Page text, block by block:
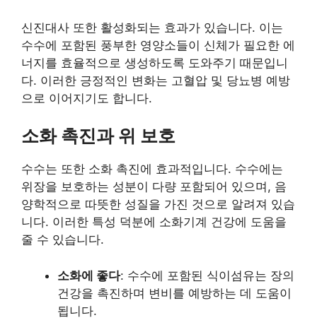
신진대사 또한 활성화되는 효과가 있습니다. 이는
수수에 포함된 풍부한 영양소들이 신체가 필요한 에
너지를 효율적으로 생성하도록 도와주기 때문입니
다. 이러한 긍정적인 변화는 고혈압 및 당뇨병 예방
으로 이어지기도 합니다.
소화 촉진과 위 보호
수수는 또한 소화 촉진에 효과적입니다. 수수에는
위장을 보호하는 성분이 다량 포함되어 있으며, 음
양학적으로 따뜻한 성질을 가진 것으로 알려져 있습
니다. 이러한 특성 덕분에 소화기계 건강에 도움을
줄 수 있습니다.
소화에 좋다: 수수에 포함된 식이섬유는 장의
건강을 촉진하며 변비를 예방하는 데 도움이
됩니다.